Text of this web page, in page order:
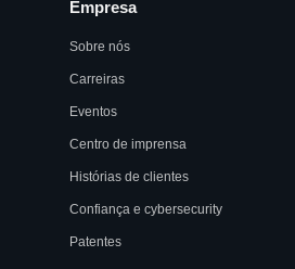
Empresa
Sobre nós
Carreiras
Eventos
Centro de imprensa
Histórias de clientes
Confiança e cybersecurity
Patentes